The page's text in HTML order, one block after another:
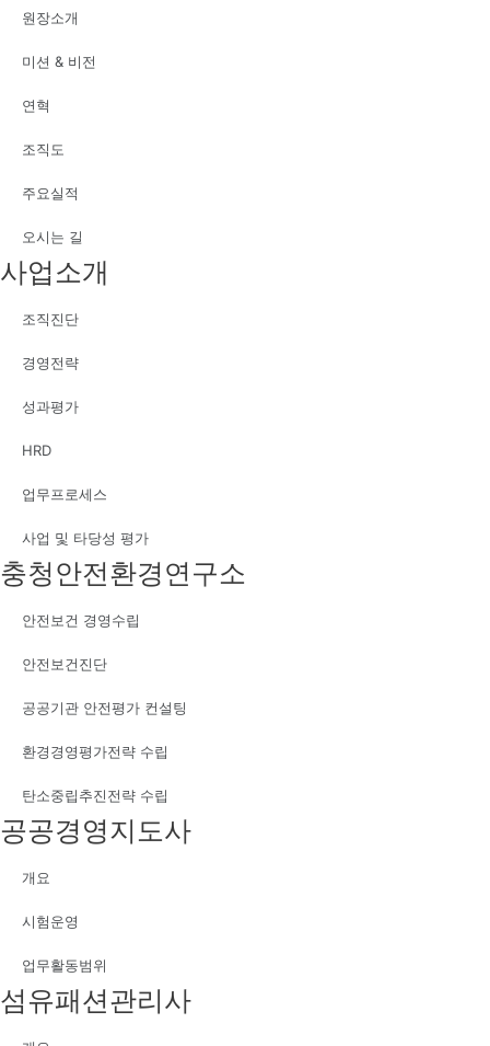
원장소개
미션 & 비전
연혁
조직도
주요실적
오시는 길
사업소개
조직진단
경영전략
성과평가
HRD
업무프로세스
사업 및 타당성 평가
충청안전환경연구소
안전보건 경영수립
안전보건진단
공공기관 안전평가 컨설팅
환경경영평가전략 수립
탄소중립추진전략 수립
공공경영지도사
개요
시험운영
업무활동범위
섬유패션관리사